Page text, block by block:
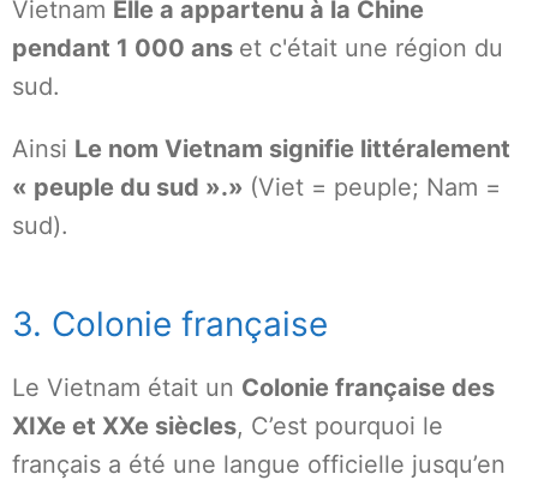
Vietnam Elle a appartenu à la Chine
pendant 1 000 ans et c'était une région du
sud.
Ainsi Le nom Vietnam signifie littéralement
« peuple du sud ».» (Viet = peuple; Nam =
sud).
3. Colonie française
Le Vietnam était un Colonie française des
XIXe et XXe siècles, C’est pourquoi le
français a été une langue officielle jusqu’en